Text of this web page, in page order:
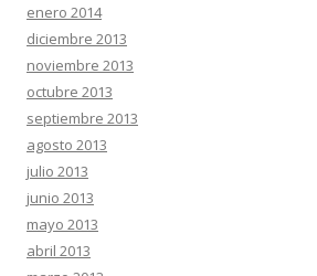
enero 2014
diciembre 2013
noviembre 2013
octubre 2013
septiembre 2013
agosto 2013
julio 2013
junio 2013
mayo 2013
abril 2013